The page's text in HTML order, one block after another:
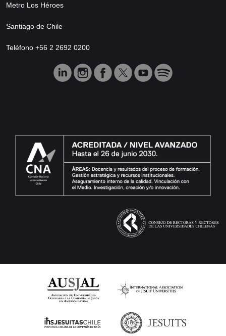
Metro Los Héroes
Santiago de Chile
Teléfono +56 2 2692 0200